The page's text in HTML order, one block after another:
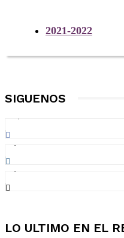
2021-2022
SIGUENOS
LO ULTIMO EN EL